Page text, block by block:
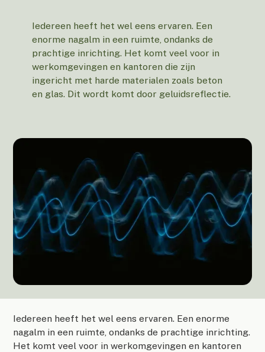
Iedereen heeft het wel eens ervaren. Een
enorme nagalm in een ruimte, ondanks de
prachtige inrichting. Het komt veel voor in
werkomgevingen en kantoren die zijn
ingericht met harde materialen zoals beton
en glas. Dit wordt komt door geluidsreflectie.
Iedereen heeft het wel eens ervaren. Een enorme
nagalm in een ruimte, ondanks de prachtige inrichting.
Het komt veel voor in werkomgevingen en kantoren